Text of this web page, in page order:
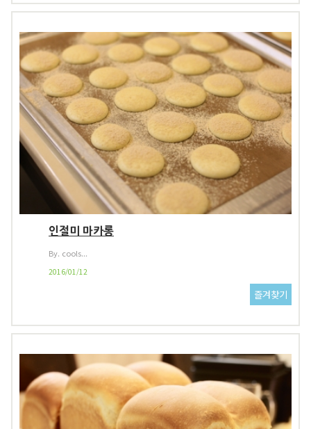
인절미 마카롱
By. cools...
2016/01/12